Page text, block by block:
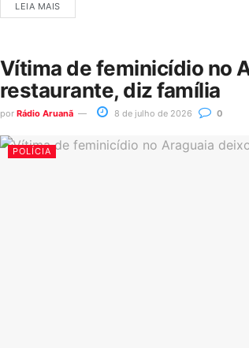
LEIA MAIS
Vítima de feminicídio no
restaurante, diz família
por Rádio Aruanã 8 de julho de 2026 0
POLÍCIA